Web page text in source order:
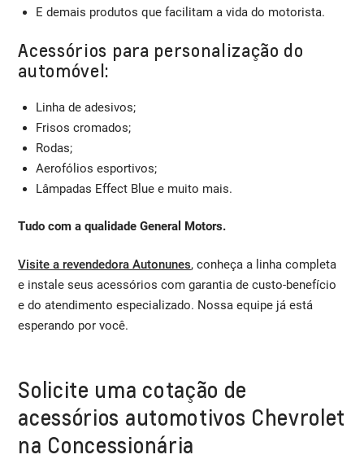
E demais produtos que facilitam a vida do motorista.
Acessórios para personalização do
automóvel:
Linha de adesivos;
Frisos cromados;
Rodas;
Aerofólios esportivos;
Lâmpadas Effect Blue e muito mais.
Tudo com a qualidade General Motors.
Visite a revendedora Autonunes, conheça a linha completa
e instale seus acessórios com garantia de custo-benefício
e do atendimento especializado. Nossa equipe já está
esperando por você.
Solicite uma cotação de
acessórios automotivos Chevrolet
na Concessionária